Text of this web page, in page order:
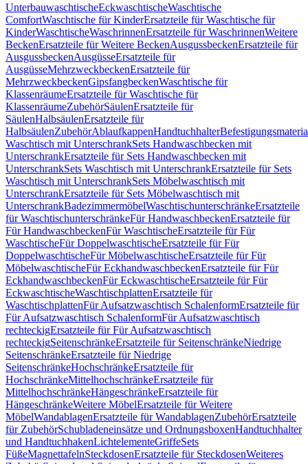
UnterbauwaschtischeEckwaschtischeWaschtische
ComfortWaschtische für KinderErsatzteile für Waschtische für
KinderWaschtischeWaschrinnenErsatzteile für WaschrinnenWeitere
BeckenErsatzteile für Weitere BeckenAusgussbeckenErsatzteile für
AusgussbeckenAusgüsseErsatzteile für
AusgüsseMehrzweckbeckenErsatzteile für
MehrzweckbeckenGipsfangbeckenWaschtische für
KlassenräumeErsatzteile für Waschtische für
KlassenräumeZubehörSäulenErsatzteile für
SäulenHalbsäulenErsatzteile für
HalbsäulenZubehörAblaufkappenHandtuchhalter
Waschtisch mit UnterschrankSets Handwaschbecken mit
UnterschrankErsatzteile für Sets Handwaschbecken mit
UnterschrankSets Waschtisch mit UnterschrankErsatzteile für Sets
Waschtisch mit UnterschrankSets Möbelwaschtisch mit
UnterschrankErsatzteile für Sets Möbelwaschtisch mit
UnterschrankBadezimmermöbelWaschtischunterschränkeErsatzteile
für WaschtischunterschränkeFür HandwaschbeckenErsatzteile für
Für HandwaschbeckenFür WaschtischeErsatzteile für Für
WaschtischeFür DoppelwaschtischeErsatzteile für Für
DoppelwaschtischeFür MöbelwaschtischeErsatzteile für Für
MöbelwaschtischeFür EckhandwaschbeckenErsatzteile für Für
EckhandwaschbeckenFür EckwaschtischeErsatzteile für Für
EckwaschtischeWaschtischplattenErsatzteile für
WaschtischplattenFür Aufsatzwaschtisch SchalenformErsatzteile für
Für Aufsatzwaschtisch SchalenformFür Aufsatzwaschtisch
rechteckigErsatzteile für Für Aufsatzwaschtisch
rechteckigSeitenschränkeErsatzteile für SeitenschränkeNiedrige
SeitenschränkeErsatzteile für Niedrige
SeitenschränkeHochschränkeErsatzteile für
HochschränkeMittelhochschränkeErsatzteile für
MittelhochschränkeHängeschränkeErsatzteile für
HängeschränkeWeitere MöbelErsatzteile für Weitere
MöbelWandablagenErsatzteile für WandablagenZubehörErsatzteile
für ZubehörSchubladeneinsätze und OrdnungsboxenHandtuchhalter
und HandtuchhakenLichtelementeGriffeSets
FüßeMagnettafelnSteckdosenErsatzteile für SteckdosenWeiteres